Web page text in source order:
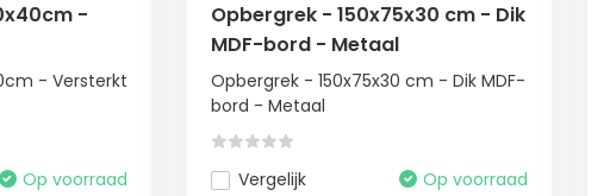
-
- Versterkt
Op voorraad
Opbergrek - 150x75x30 cm - Dik
MDF-bord - Metaal
Opbergrek - 150x75x30 cm - Dik MDF-
bord - Metaal
Vergelijk Op voorraad